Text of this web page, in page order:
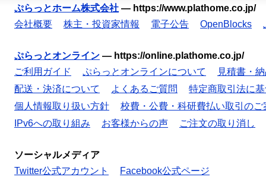
ぷらっとホーム株式会社 — https://www.plathome.co.jp/
会社概要
株主・投資家情報 電子公告 OpenBlocks
ぷらっとオンライン — https://online.plathome.co.jp/
ご利用ガイド
ぷらっとオンラインについて
見積書・
配送・決済について
よくあるご質問
特定商取引法に
個人情報取り扱い方針
校費・公費・科研費払い取引のご
IPv6への取り組み
お客様からの声 ご注文の取り消し
ソーシャルメディア
Twitter公式アカウント
Facebook公式ページ